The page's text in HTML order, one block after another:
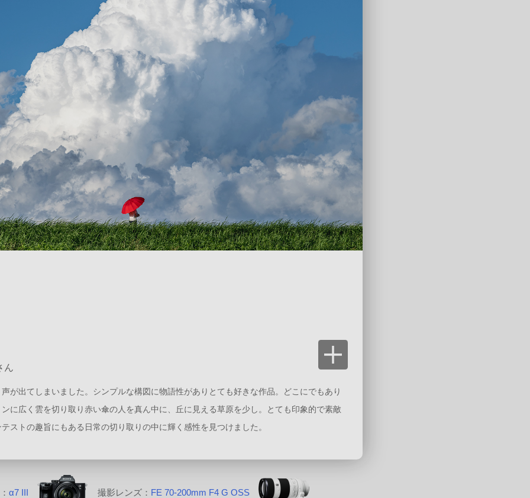
ん
が出てしまいました。シンプルな構図に物語性がありとても好きな作品。どこにでもあり
に広く雲を切り取り赤い傘の人を真ん中に、丘に見える草原を少し。とても印象的で素敵
ストの趣旨にもある日常の切り取りの中に輝く感性を見つけました。
α7 III 撮影レンズ： FE 70-200mm F4 G OSS